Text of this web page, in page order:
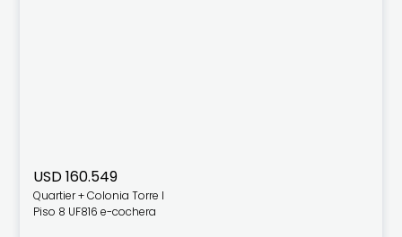
USD 160.549
Quartier + Colonia Torre I
Piso 8 UF816 e-cochera